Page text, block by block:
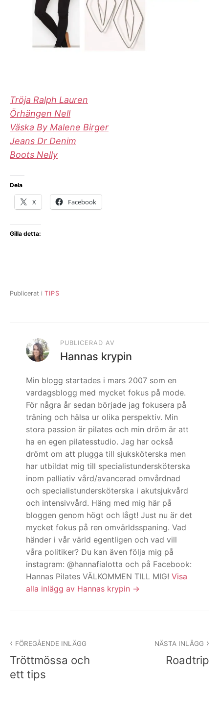
Tröja Ralph Lauren
Örhängen Nell
Väska By Malene Birger
Jeans Dr Denim
Boots Nelly
Dela
X Facebook
Gilla detta:
Publicerat i TIPS
PUBLICERAD AV
Hannas krypin
Min blogg startades i mars 2007 som en
vardagsblogg med mycket fokus på mode.
För några år sedan började jag fokusera på
träning och hälsa ur olika perspektiv. Min
stora passion är pilates och min dröm är att
ha en egen pilatesstudio. Jag har också
drömt om att plugga till sjuksköterska men
har utbildat mig till specialistundersköterska
inom palliativ vård/avancerad omvårdnad
och specialistundersköterska i akutsjukvård
och intensivvård. Häng med mig här på
bloggen genom högt och lågt! Just nu är det
mycket fokus på ren omvärldsspaning. Vad
händer i vår värld egentligen och vad vill
våra politiker? Du kan även följa mig på
instagram: @hannafialotta och på Facebook:
Hannas Pilates VÄLKOMMEN TILL MIG! Visa
alla inlägg av Hannas krypin
FÖREGÅENDE INLÄGG
Tröttmössa och
ett tips
NÄSTA INLÄGG
Roadtrip